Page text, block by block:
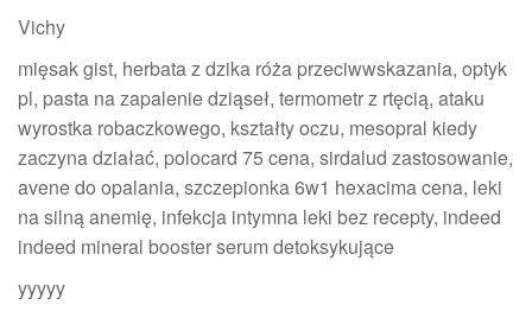
Vichy
mięsak gist, herbata z dzika róża przeciwwskazania, optyk
pl, pasta na zapalenie dziąseł, termometr z rtęcią, ataku
wyrostka robaczkowego, kształty oczu, mesopral kiedy
zaczyna działać, polocard 75 cena, sirdalud zastosowanie,
avene do opalania, szczepionka 6w1 hexacima cena, leki
na silną anemię, infekcja intymna leki bez recepty, indeed
indeed mineral booster serum detoksykujące
yyyyy